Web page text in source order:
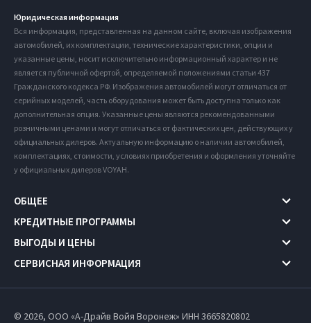
Юридическая информация
Вся информация, представленная на данном сайте, включая изображения
автомобилей, их комплектации, технические характеристики, опции и
указанные цены, носит исключительно информационный характер и не
является публичной офертой, определяемой положениями статьи 437
Гражданского кодекса РФ. Изображения автомобилей могут отличаться от
серийных моделей, часть оборудования может быть доступна только как
дополнительная опция. Указанные цены являются рекомендованными
розничными ценами и могут отличаться от фактических цен, действующих у
официальных дилеров. Актуальную информацию о наличии автомобилей,
комплектациях, стоимости, условиях приобретения и оформления уточняйте
у официальных дилеров VOYAH.
ОБЩЕЕ
КРЕДИТНЫЕ ПРОГРАММЫ
ВЫГОДЫ И ЦЕНЫ
СЕРВИСНАЯ ИНФОРМАЦИЯ
© 2026, ООО «А-Драйв Войя Воронеж» ИНН 3665820802